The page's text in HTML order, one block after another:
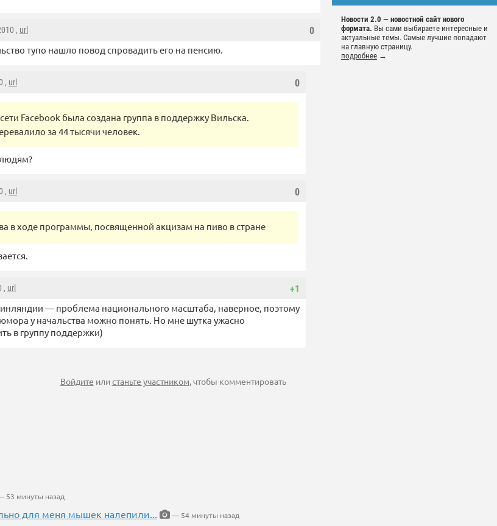
Новости 2.0 — новостной сайт нового
формата. Вы сами выбираете интересные и
актуальные темы. Самые лучшие попадают
на главную страницу.
подробнее →
0
, url
тупо нашло повод спровадить его на пенсию.
0
, url
Facebook была создана группа в поддержку Вильска.
за 44 тысячи человек.
0
, url
в ходе программы, посвященной акцизам на пиво в стране
+1
, url
— проблема национального масштаба, наверное, поэтому
юмора у начальства можно понять. Но мне шутка ужасно
в группу поддержки)
Войдите илистаньте участником, чтобы комментировать
53 минуты назад
для меня мышек налепили... — 54 минуты назад